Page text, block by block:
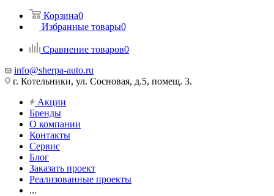
Корзина0
Избранные товары0
Сравнение товаров0
info@sherpa-auto.ru
г. Котельники, ул. Сосновая, д.5, помещ. 3.
Акции
Бренды
О компании
Контакты
Сервис
Блог
Заказать проект
Реализованные проекты
...